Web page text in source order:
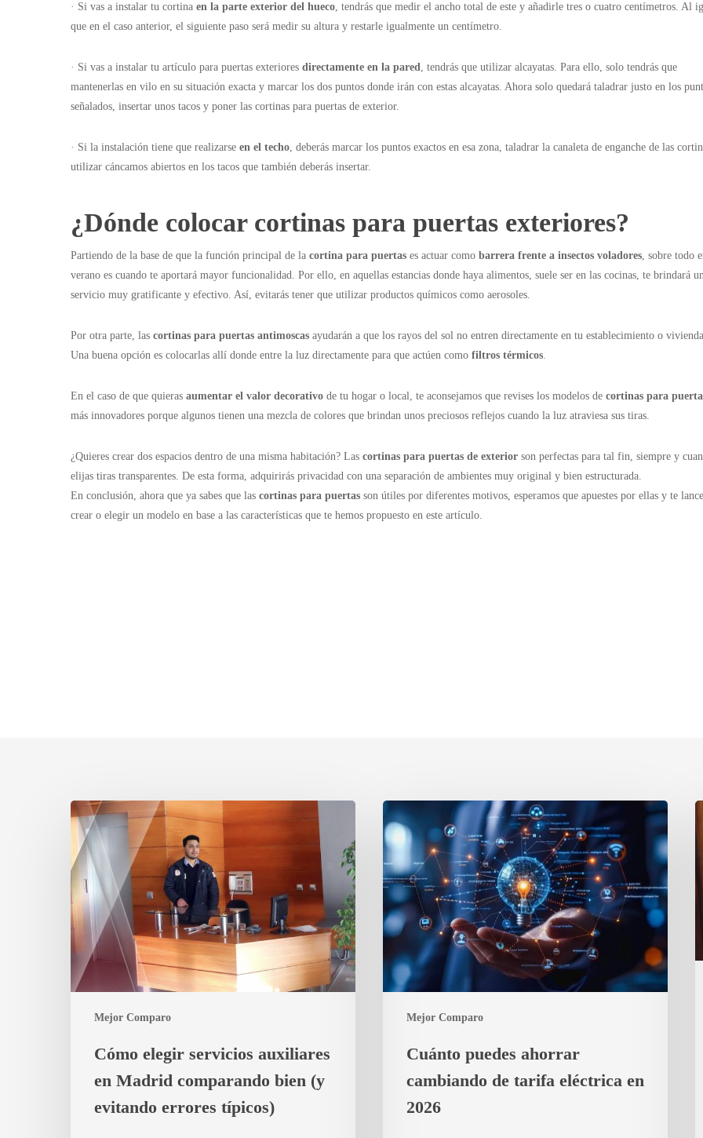
· Si vas a instalar tu cortinaen la parte exterior del hueco, tendrás que medir el ancho total de este y añadirle tres o cuatro centímetros. Al
que en el caso anterior, el siguiente paso será medir su altura y restarle igualmente un centímetro.
· Si vas a instalar tu artículo para puertas exterioresdirectamente en la pared, tendrás que utilizar alcayatas. Para ello, solo tendrás que
mantenerlas en vilo en su situación exacta y marcar los dos puntos donde irán con estas alcayatas. Ahora solo quedará taladrar justo en los
señalados, insertar unos tacos y poner las cortinas para puertas de exterior.
· Si la instalación tiene que realizarseen el techo, deberás marcar los puntos exactos en esa zona, taladrar la canaleta de enganche de las
utilizar cáncamos abiertos en los tacos que también deberás insertar.
¿Dónde colocar cortinas para puertas exteriores?
Partiendo de la base de que la función principal de lacortina para puertas es actuar comobarrera frente a insectos voladores, sobre todo
verano es cuando te aportará mayor funcionalidad. Por ello, en aquellas estancias donde haya alimentos, suele ser en las cocinas, te brindará
servicio muy gratificante y efectivo. Así, evitarás tener que utilizar productos químicos como aerosoles.
Por otra parte, lascortinas para puertas antimoscasayudarán a que los rayos del sol no entren directamente en tu establecimiento o
Una buena opción es colocarlas allí donde entre la luz directamente para que actúen comofiltros térmicos.
En el caso de que quieras aumentar el valor decorativo de tu hogar o local, te aconsejamos que revises los modelos decortinas para
más innovadores porque algunos tienen una mezcla de colores que brindan unos preciosos reflejos cuando la luz atraviesa sus tiras.
¿Quieres crear dos espacios dentro de una misma habitación? Lascortinas para puertas de exterior son perfectas para tal fin, siempre y
elijas tiras transparentes. De esta forma, adquirirás privacidad con una separación de ambientes muy original y bien estructurada.
En conclusión, ahora que ya sabes que lascortinas para puertas son útiles por diferentes motivos, esperamos que apuestes por ellas y te
crear o elegir un modelo en base a las características que te hemos propuesto en este artículo.
Mejor Comparo
Cómo
elegir
servicios
auxiliares
Madrid
comparando
bien
evitando
Cómo elegir servicios auxiliares
en Madrid comparando bien (y
evitando errores típicos)
Mejor Comparo
Cuánto
puedes
ahorrar
cambiando
de
tarifa
eléctrica
2026
Cuánto puedes ahorrar
cambiando de tarifa eléctrica en
2026